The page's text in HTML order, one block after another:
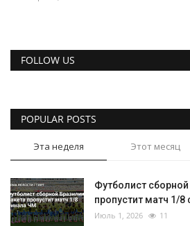
FOLLOW US
POPULAR POSTS
Эта неделя Этот месяц
Футболист
пропустит матч 1/8
Июль 1, 2026 11